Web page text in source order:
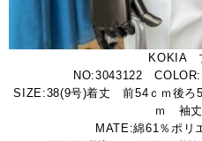
KOKIA
NO:3043122
SIZE:38(9号)着丈 前54ｃｍ後
ｍ 袖丈
MATE:綿61％ポリ